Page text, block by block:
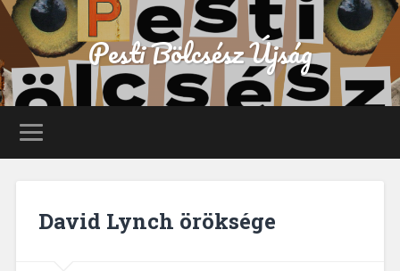
Pesti Bölcsész Újság
David Lynch öröksége